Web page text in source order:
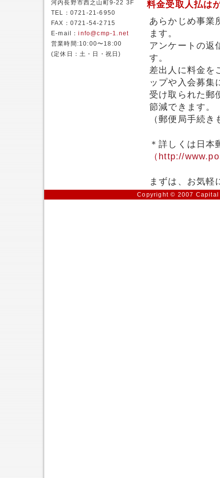
料金受取人払は
あらかじめ事業
ます。
アンケートの返
す。
差出人に料金を
ップや入会募集
受け取られた郵
節減できます。
（郵便局手続
＊詳しくは日
（http://
まずは、お気軽
河内長野市西之山町9-22 3F
TEL：0721-21-6950
FAX：0721-54-2715
E-mail：info@cmp-1.net
営業時間:10:00〜18:00
(定休日：土・日・祝日)
Copyright © 2007